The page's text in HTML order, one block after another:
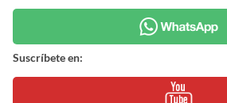
Suscríbete en: